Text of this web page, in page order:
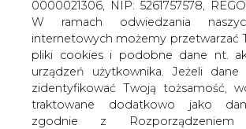
ZALOGUJ
0000021306, NIP: 5261757578,
W ramach odwiedzania
internetowych możemy przetwarzać
pliki cookies i podobne dane nt.
urządzeń użytkownika. Jeżeli dane
zidentyfikować Twoją tożsamość,
traktowane dodatkowo jako
zgodnie z Rozporządzeniem